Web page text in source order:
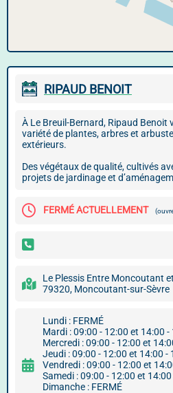
RIPAUD BENOIT
À Le Breuil-Bernard, Ripaud Benoit
variété de plantes, arbres et
extérieurs.
Des végétaux de qualité, cultivés
projets de jardinage et
FERMÉ ACTUELLEMENT
Le Plessis Entre Moncoutant
79320, Moncoutant-sur-Sèvre
Lundi : FERMÉ
Mardi : 09:00 - 12:00 et 14:00 -
Mercredi : 09:00 - 12:00 et
Jeudi : 09:00 - 12:00 et 14:00 -
Vendredi : 09:00 - 12:00 et
Samedi : 09:00 - 12:00 et
Dimanche : FERMÉ